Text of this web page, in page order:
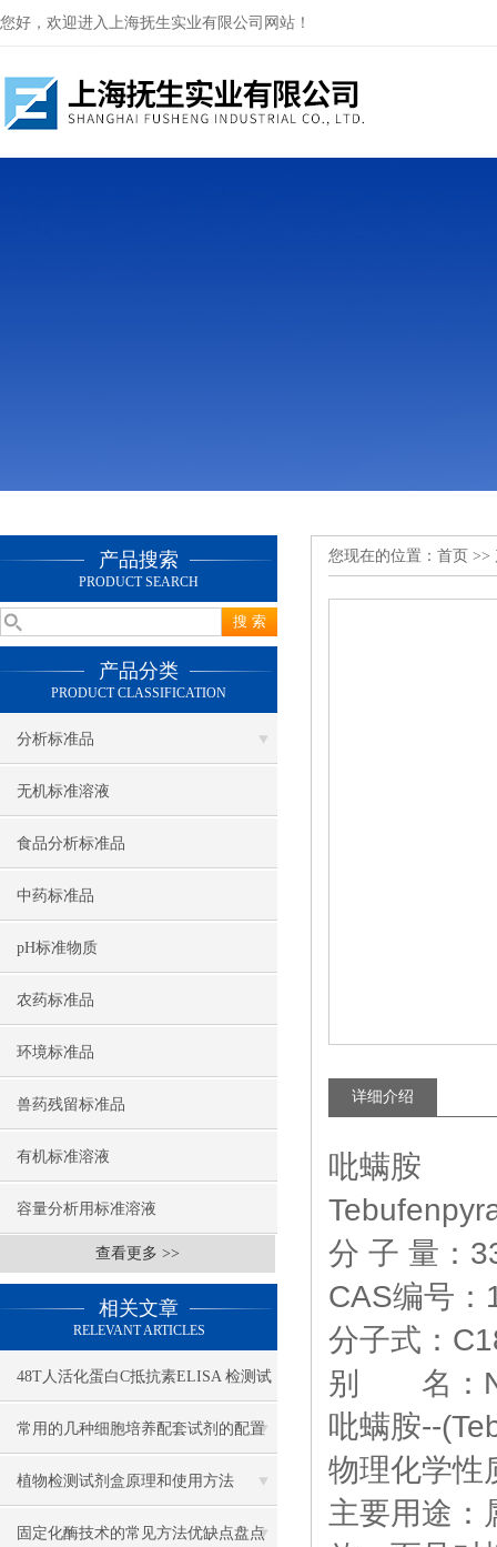
您好，欢迎进入上海抚生实业有限公司网站！
产品搜索
PRODUCT SEARCH
产品分类
PRODUCT CLASSIFICATION
分析标准品
无机标准溶液
食品分析标准品
中药标准品
pH标准物质
农药标准品
环境标准品
兽药残留标准品
有机标准溶液
容量分析用标准溶液
查看更多 >>
相关文章
RELEVANT ARTICLES
48T人活化蛋白C抵抗素ELISA 检测试
剂盒
常用的几种细胞培养配套试剂的配置
植物检测试剂盒原理和使用方法
固定化酶技术的常见方法优缺点盘点
您现在的位置： 首页 >>
详细介绍
吡螨胺
分 子 量：
CAS编号
分子式：
别 名：N-
吡螨胺--
物理化学性
主要用途：